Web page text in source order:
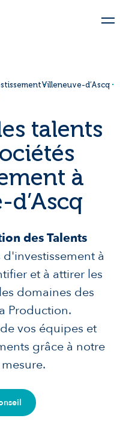
Villeneuve-d’Ascq
talents
à
des Talents
à
et à attirer les
domaines des
Production.
vos équipes et
grâce à notre